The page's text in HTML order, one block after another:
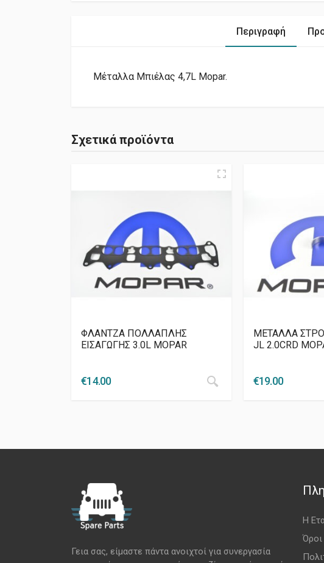
Περιγραφή
Μέταλλα Μπιέλας 4,7L Mopar.
Σχετικά προϊόντα
ΦΛΑΝΤΖΑ ΠΟΛΛΑΠΛΗΣ
ΕΙΣΑΓΩΓΗΣ 3.0L MOPAR
€14.00
ΜΕΤΑΛΛΑ
JL 2.0CRD
€19.00
Γεια σας, είμαστε πάντα ανοιχτοί για συνεργασία
Η